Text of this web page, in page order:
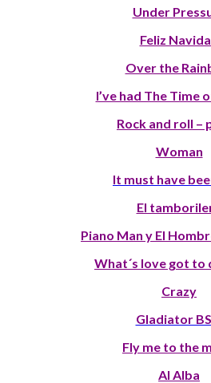
Under
Feliz
Over the
I’ve had The Time
Rock and roll –
Woman
It must have
El
Piano Man y El
What´s love got to
Crazy
Gladiator
Fly me to the
Al Alba